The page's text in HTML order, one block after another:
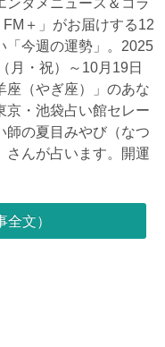
FM＋」がお届けする12
「今週の運勢」。2025
月・祝）～10月19日
座（やぎ座）」のあな
京・池袋占い館セレー
師の夏目みやび（なつ
さんが占います。開運
文）